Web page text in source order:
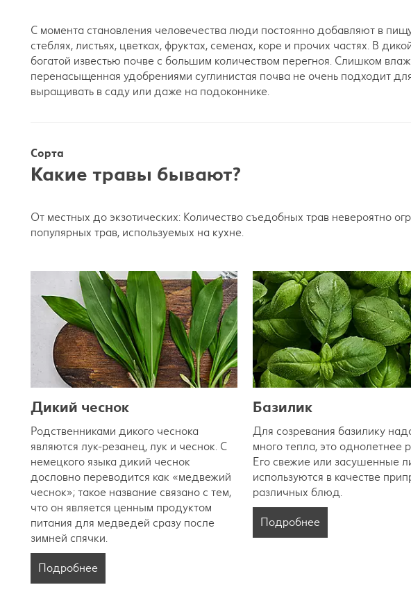
С момента становления человечества люди постоянно добавляют в
стеблях, листьях, цветках, фруктах, семенах, коре и прочих частях. В
богатой известью почве с большим количеством перегноя. Слишком
перенасыщенная удобрениями суглинистая почва не очень подходит
выращивать в саду или даже на подоконнике.
Сорта
Какие травы бывают?
От местных до экзотических: Количество съедобных трав невероятно
популярных трав, используемых на кухне.
Дикий чеснок
Родственниками дикого чеснока
являются лук-резанец, лук и чеснок. С
немецкого языка дикий чеснок
дословно переводится как «медвежий
чеснок»; такое название связано с тем,
что он является ценным продуктом
питания для медведей сразу после
зимней спячки.
Подробнее
Базилик
Для созревания базилику
много тепла, это однолетнее
Его свежие или засушенные
используются в качестве
различных блюд.
Подробнее